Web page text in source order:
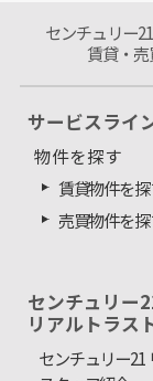
センチュリー
賃貸・売
サービスライ
物件を探す
賃貸物件を
売買物件を
センチュリー
リアルトラス
センチュリー